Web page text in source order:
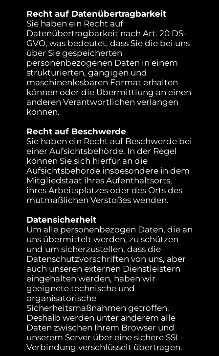
Recht auf Datenübertragbarkeit
Sie haben ein Recht auf
Datenübertragbarkeit nach Art. 20 DS-
GVO, was bedeutet, dass Sie die bei uns
über Sie gespeicherten
personenbezogenen Daten in einem
strukturierten, gängigen und
maschinenlesbaren Format erhalten
können oder die Übermittlung an einen
anderen Verantwortlichen verlangen
können.
Recht auf Beschwerde
Sie haben ein Recht auf Beschwerde bei
einer Aufsichtsbehörde. In der Regel
können Sie sich hierfür an die
Aufsichtsbehörde insbesondere in dem
Mitgliedstaat ihres Aufenthaltsorts,
ihres Arbeitsplatzes oder des Orts des
mutmaßlichen Verstoßes wenden.
Datensicherheit
Um alle personenbezogen Daten, die an
uns übermittelt werden, zu schützen
und um sicherzustellen, dass die
Datenschutzvorschriften von uns, aber
auch unseren externen Dienstleistern
eingehalten werden, haben wir
geeignete technische und
organisatorische
Sicherheitsmaßnahmen getroffen.
Deshalb werden unter anderem alle
Daten zwischen Ihrem Browser und
unserem Server über eine sichere SSL-
Verbindung verschlüsselt übertragen.